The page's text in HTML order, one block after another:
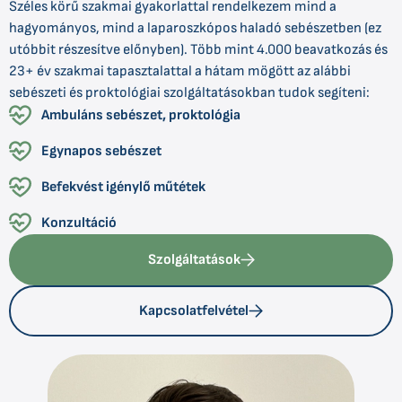
Széles körű szakmai gyakorlattal rendelkezem mind a
hagyományos, mind a laparoszkópos haladó sebészetben (ez
utóbbit részesítve előnyben). Több mint 4.000 beavatkozás és
23+ év szakmai tapasztalattal a hátam mögött az alábbi
sebészeti és proktológiai szolgáltatásokban tudok segíteni:
Ambuláns sebészet, proktológia
Egynapos sebészet
Befekvést igénylő műtétek
Konzultáció
Szolgáltatások
Kapcsolatfelvétel